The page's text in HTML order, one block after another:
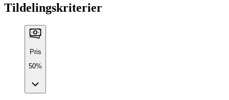
Tildelingskriterier
Pris
50%